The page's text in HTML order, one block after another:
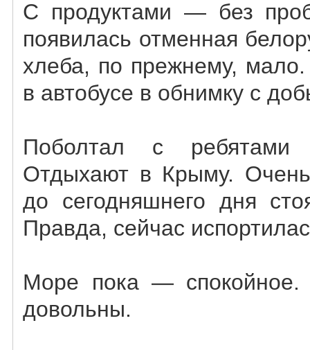
С продуктами — без
появилась отменная
хлеба, по прежнему, мало.
в автобусе в обнимку с
Поболтал с ребятами
Отдыхают в Крыму.
до сегодняшнего дня
Правда, сейчас
Море пока —
довольны.